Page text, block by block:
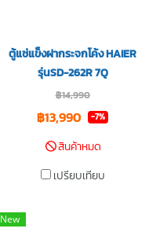
ตู้แช่แข็งฝากระจกโค้ง HAIER
รุ่นSD-262R 7Q
฿14,990
฿13,990 -7%
สินค้าหมด
เปรียบเทียบ
New